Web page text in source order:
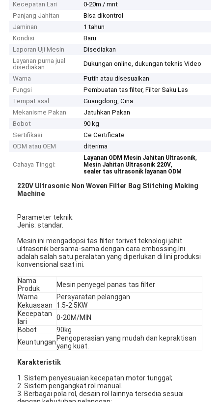
Kecepatan Lari
0-20m / mnt
Panjang Jahitan
Bisa dikontrol
Jaminan
1 tahun
Kondisi
Baru
Laporan Uji Mesin
Disediakan
Layanan purna jual
disediakan
Dukungan online, dukungan teknis Video
Warna
Putih atau disesuaikan
Fungsi
Pembuatan tas filter, Filter Saku Las
Tempat asal
Guangdong, Cina
Mekanisme Pakan
Jatuhkan Pakan
Bobot
90 kg
Sertifikasi
Ce Certificate
ODM atau OEM
diterima
Cahaya Tinggi:
Layanan ODM Mesin Jahitan Ultrasonik,
Mesin Jahitan Ultrasonik 220V,
sealer tas ultrasonik layanan ODM
220V Ultrasonic Non Woven Filter Bag Stitching Making
Machine
Parameter teknik:
Jenis: standar.
Mesin ini mengadopsi tas filter torivet teknologi jahit
ultrasonik bersama-sama dengan cara embossing.Ini
adalah salah satu peralatan yang diperlukan di lini produksi
konvensional saat ini.
Nama
Produk
Mesin penyegel panas tas filter
Warna
Persyaratan pelanggan
Kekuasaan
1.5-2.5KW
Kecepatan
lari
0-20M/MIN
Bobot
90kg
Keuntungan Pengoperasian yang mudah dan kepraktisan
yang kuat.
Karakteristik
1. Sistem penyesuaian kecepatan motor tunggal;
2. Sistem pengangkat rol manual.
3. Berbagai pola rol, desain rol lainnya tersedia sesuai